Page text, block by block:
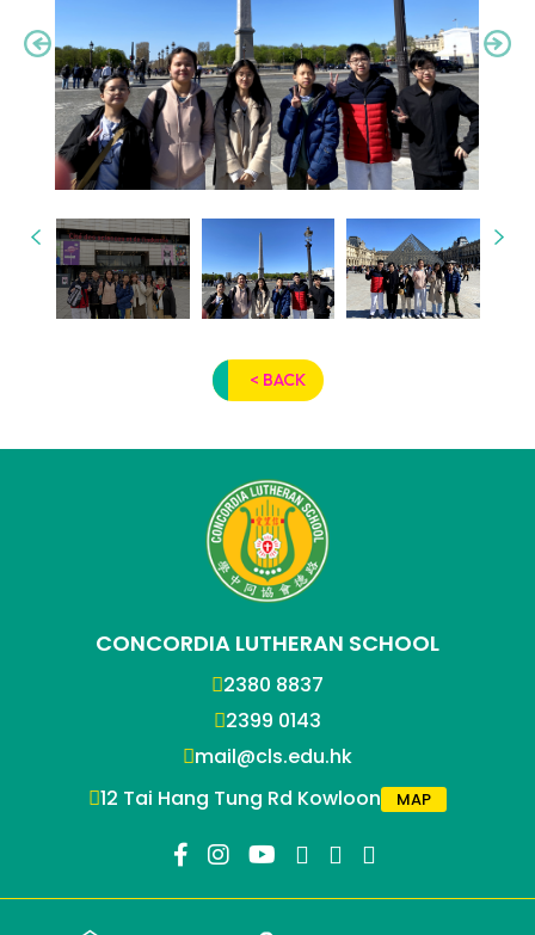
< BACK
CONCORDIA LUTHERAN SCHOOL
2380 8837
2399 0143
mail@cls.edu.hk
12 Tai Hang Tung Rd Kowloon
MAP